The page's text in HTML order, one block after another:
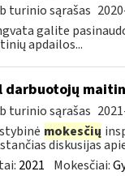
turinio sąrašas
galite
apdailos...
darbuotojų
turinio sąrašas
mokesčių
diskusijas
2021 Mokesčiai: